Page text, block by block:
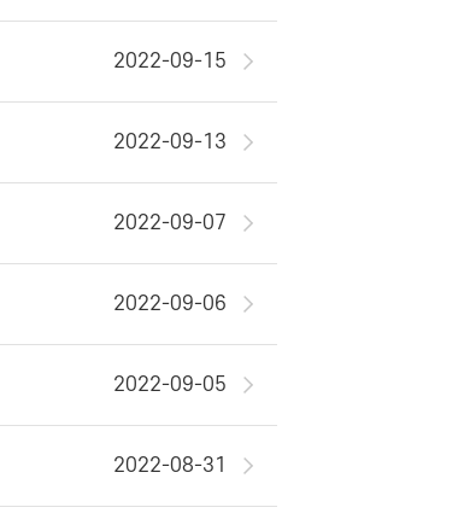
2022-09-15
2022-09-13
2022-09-07
2022-09-06
2022-09-05
2022-08-31